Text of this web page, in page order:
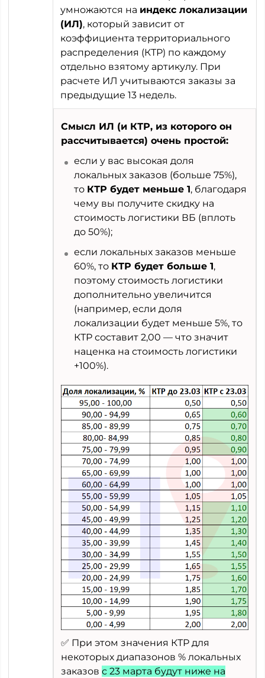
умножаются на индекс локализации
(ИЛ), который зависит от
коэффициента территориального
распределения (КТР) по каждому
отдельно взятому артикулу. При
расчете ИЛ учитываются заказы за
предыдущие 13 недель.
Смысл ИЛ (и КТР, из которого он
рассчитывается) очень простой:
если у вас высокая доля
локальных заказов (больше 75%),
то КТР будет меньше 1, благодаря
чему вы получите скидку на
стоимость логистики ВБ (вплоть
до 50%);
если локальных заказов меньше
60%, то КТР будет больше 1,
поэтому стоимость логистики
дополнительно увеличится
(например, если доля
локализации будет меньше 5%, то
КТР составит 2,00 — что значит
наценка на стоимость логистики
+100%).
✅ При этом значения КТР для
некоторых диапазонов % локальных
заказов с 23 марта будут ниже на